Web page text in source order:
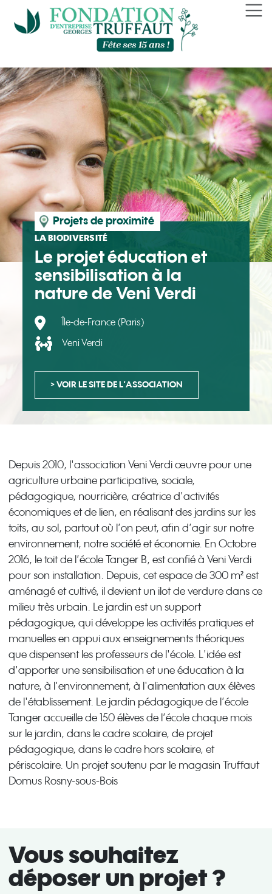
Projets de proximité
LA BIODIVERSITÉ
Le projet éducation et
sensibilisation à la
nature de Veni Verdi
Île-de-France (Paris)
Veni Verdi
> VOIR LE SITE DE L'ASSOCIATION
Depuis 2010, l'association Veni Verdi œuvre pour une
agriculture urbaine participative, sociale,
pédagogique, nourricière, créatrice d'activités
économiques et de lien, en réalisant des jardins sur les
toits, au sol, partout où l’on peut, afin d’agir sur notre
environnement, notre société et économie. En Octobre
2016, le toit de l’école Tanger B, est confié à Veni Verdi
pour son installation. Depuis, cet espace de 300 m² est
aménagé et cultivé, il devient un ilot de verdure dans ce
milieu très urbain. Le jardin est un support
pédagogique, qui développe les activités pratiques et
manuelles en appui aux enseignements théoriques
que dispensent les professeurs de l'école. L'idée est
d'apporter une sensibilisation et une éducation à la
nature, à l'environnement, à l'alimentation aux élèves
de l'établissement. Le jardin pédagogique de l’école
Tanger accueille de 150 élèves de l’école chaque mois
sur le jardin, dans le cadre scolaire, de projet
pédagogique, dans le cadre hors scolaire, et
périscolaire. Un projet soutenu par le magasin Truffaut
Domus Rosny-sous-Bois
Vous souhaitez
déposer un projet ?
Panneau de gestion des cookies